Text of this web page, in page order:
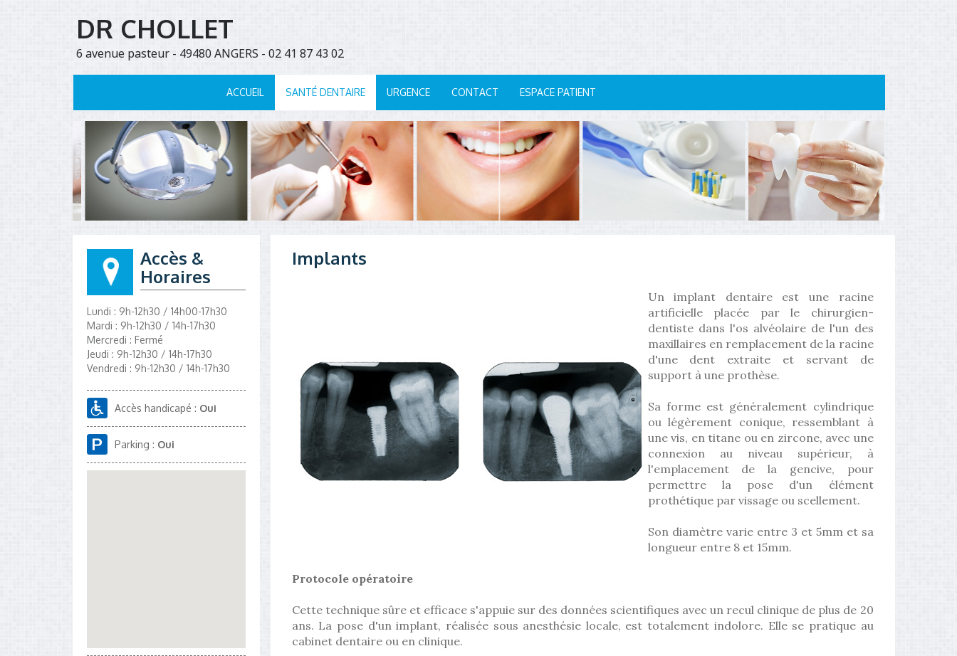
DR CHOLLET
6 avenue pasteur - 49480 ANGERS - 02 41 87 43 02
ACCUEIL SANTÉ DENTAIRE URGENCE CONTACT ESPACE PATIENT
Accès &
Horaires
Lundi : 9h-12h30 / 14h00-17h30
Mardi : 9h-12h30 / 14h-17h30
Mercredi : Fermé
Jeudi : 9h-12h30 / 14h-17h30
Vendredi : 9h-12h30 / 14h-17h30
Accès handicapé : Oui
Parking : Oui
Implants
Un implant dentaire est une racine
artificielle placée par le chirurgien-
dentiste dans l'os alvéolaire de l'un des
maxillaires en remplacement de la racine
d'une dent extraite et servant de
support à une prothèse.
Sa forme est généralement cylindrique
ou légèrement conique, ressemblant à
une vis, en titane ou en zircone, avec une
connexion au niveau supérieur, à
l'emplacement de la gencive, pour
permettre la pose d'un élément
prothétique par vissage ou scellement.
Son diamètre varie entre 3 et 5mm et sa
longueur entre 8 et 15mm.
Protocole opératoire
Cette technique sûre et efficace s'appuie sur des données scientifiques avec un recul clinique de plus de 20
ans. La pose d'un implant, réalisée sous anesthésie locale, est totalement indolore. Elle se pratique au
cabinet dentaire ou en clinique.